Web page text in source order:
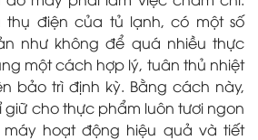
thụ điện của tủ lạnh, có một số
như không để quá nhiều thực
một cách hợp lý, tuân thủ nhiệt
bảo trì định kỳ. Bằng cách này,
cho thực phẩm luôn tươi ngon
hoạt động hiệu quả và tiết